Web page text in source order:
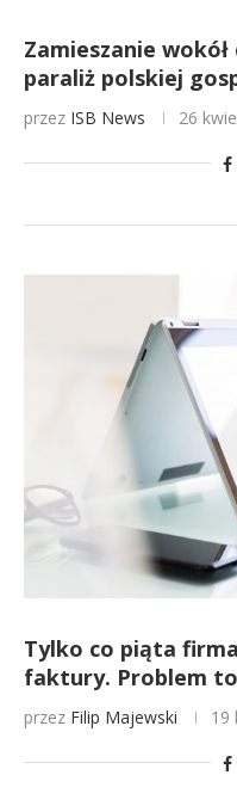
Zamieszanie
paraliż polskiej
przez ISB News 26
Tylko co piąta
faktury. Problem
przez Filip Majewski 19